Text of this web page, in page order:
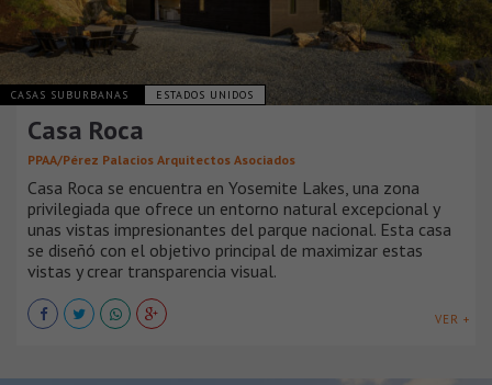
CASAS SUBURBANAS ESTADOS UNIDOS
Casa Roca
PPAA/Pérez Palacios Arquitectos Asociados
Casa Roca se encuentra en Yosemite Lakes, una zona
privilegiada que ofrece un entorno natural excepcional y
unas vistas impresionantes del parque nacional. Esta casa
se diseñó con el objetivo principal de maximizar estas
vistas y crear transparencia visual.
VER +